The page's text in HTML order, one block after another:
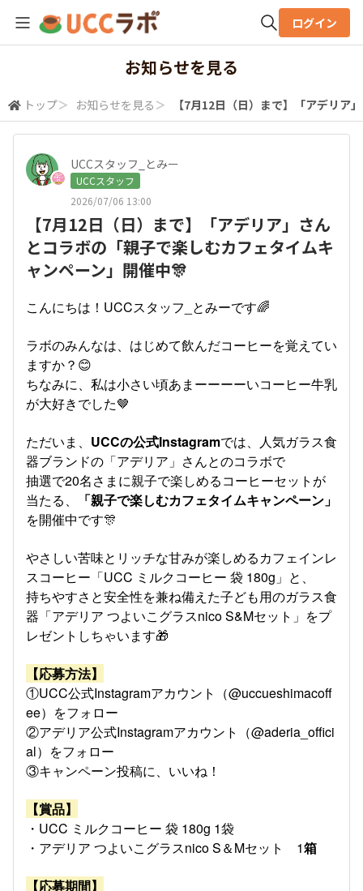
検索
ログイン
お知らせを見る
トップ＞ お知らせを見る ＞ 【7月12日（日）まで】「アデリア
UCCスタッフ_とみー
UCCスタッフ
2026/07/06 13:00
【7月12日（日）まで】「アデリア」さん
とコラボの「親子で楽しむカフェタイムキ
ャンペーン」開催中🎊
こんにちは！UCCスタッフ_とみーです🌈
ラボのみんなは、はじめて飲んだコーヒーを覚えてい
ますか？😊
ちなみに、私は小さい頃あまーーーーいコーヒー牛乳
が大好きでした🤎
ただいま、 UCCの公式Instagramでは、 人気ガラス食
器ブランドの「アデリア」さんとのコラボで
抽選で20名さまに親子で楽しめるコーヒーセットが
当たる、
「親子で楽しむカフェタイムキャンペーン」
を開催中です🎊
やさしい苦味とリッチな甘みが楽しめるカフェインレ
スコーヒー「UCC ミルクコーヒー 袋 180g」と、
持ちやすさと安全性を兼ね備えた子ども用のガラス食
器「アデリア つよいこグラスnico S&Mセット」をプ
レゼントしちゃいます🎁
【応募方法】
①UCC公式Instagramアカウント（@uccueshimacoff
ee）をフォロー
②アデリア公式Instagramアカウント（@aderia_offici
al）をフォロー
③キャンペーン投稿に、いいね！
【賞品】
・UCC ミルクコーヒー 袋 180g 1袋
・アデリア つよいこグラスnico S＆Mセット 1箱
【応募期間】